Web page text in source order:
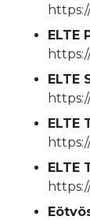
ELTE
ELTE
ELTE
ELTE